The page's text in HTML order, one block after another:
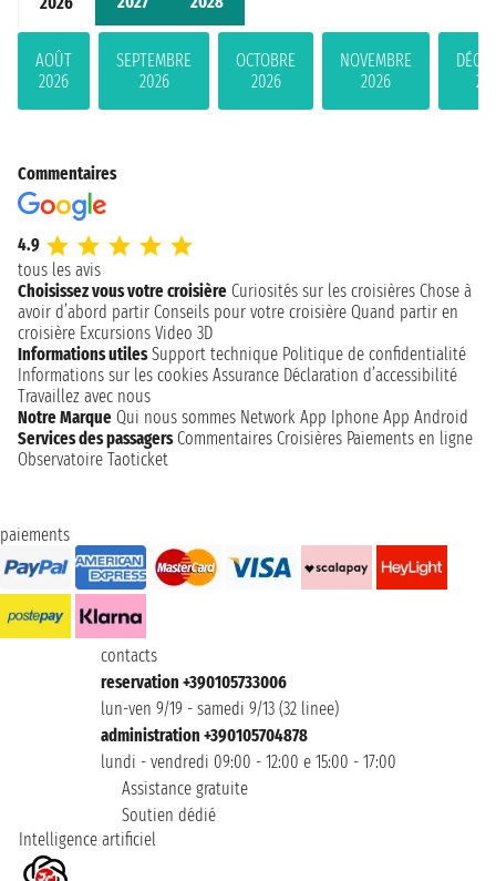
AOÛT
2026
SEPTEMBRE
2026
OCTOBRE
2026
NOVEMBRE
2026
Commentaires
4.9
tous les avis
Choisissez vous votre croisière Curiosités sur les croisières Chose à
avoir d’abord partir Conseils pour votre croisière Quand partir en
croisière Excursions Video 3D
Informations utiles Support technique Politique de confidentialité
Informations sur les cookies Assurance Déclaration d’accessibilité
Travaillez avec nous
Notre Marque Qui nous sommes Network App Iphone App Android
Services des passagers Commentaires Croisières Paiements en ligne
Observatoire Taoticket
paiements
contacts
reservation +390105733006
lun-ven 9/19 - samedi 9/13 (32 linee)
administration +390105704878
lundi - vendredi 09:00 - 12:00 e 15:00 - 17:00
Assistance gratuite
Soutien dédié
Intelligence artificiel